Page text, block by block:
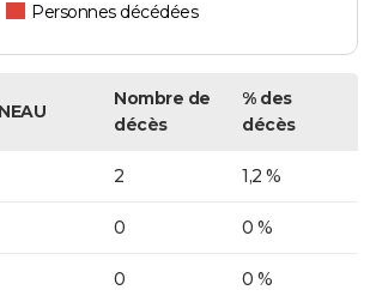
Personnes décédées
Nombre de
décès
% des
décès
2 1,2 %
0 0 %
0 0 %